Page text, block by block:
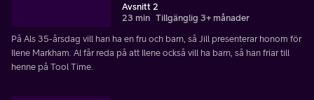
Avsnitt 2
23 min Tillgänglig 3+ månader
På Als 35-årsdag vill han ha en fru och barn, så Jill presenterar honom för
Ilene Markham. Al får reda på att Ilene också vill ha barn, så han friar till
henne på Tool Time.